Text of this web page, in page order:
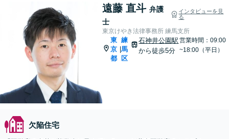
遠藤 直斗 弁護
士
インタビューを見
る
東京けやき法律事務所 練馬支所
東
京
都
|
練
馬
区
石神井公園駅
から徒歩5分
営業時間：09:00
~18:00（平日）
欠陥住宅